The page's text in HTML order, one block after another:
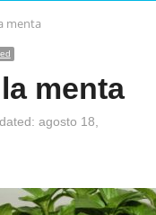
menta
menta
agosto 18,